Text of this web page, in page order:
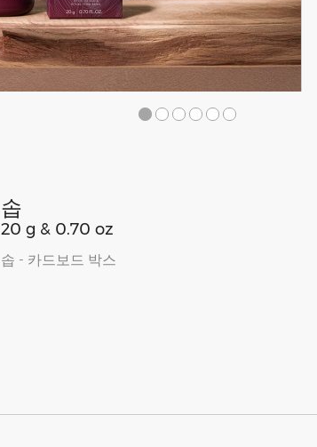
솝
20 g & 0.70 oz
솝 - 카드보드 박스